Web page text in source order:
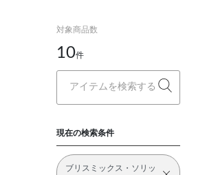
対象商品数
10件
現在の検索条件
ブリスミックス・ソリッ